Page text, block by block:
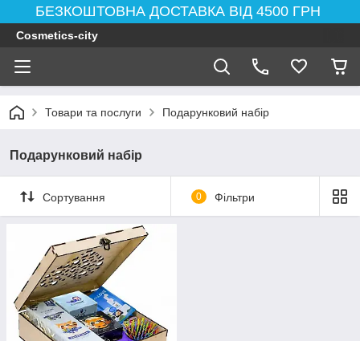
БЕЗКОШТОВНА ДОСТАВКА ВІД 4500 ГРН
Cosmetics-city
Товари та послуги Подарунковий набір
Подарунковий набір
Сортування 0 Фільтри